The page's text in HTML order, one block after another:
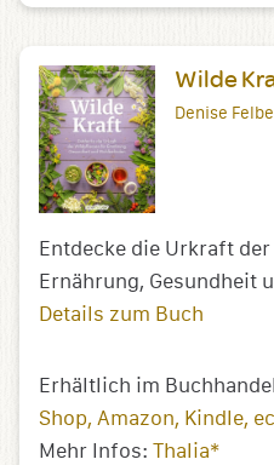
Wilde
Denise
Entdecke die Urkraft
Ernährung, Gesundheit
Details zum Buch
Erhältlich im
Shop Amazon Kindle
Mehr Infos: Thalia*